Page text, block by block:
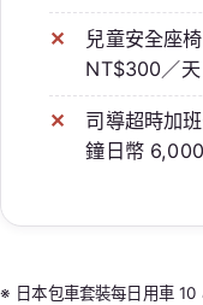
兒童安全座
NT$300／天
司導超時加
鐘日幣 6,000
※ 日本包車套裝每日用車